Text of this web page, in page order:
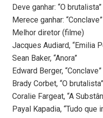
Deve ganhar: “O brutalista”
Merece ganhar: “Conclave”
Melhor diretor (filme)
Jacques Audiard, “Emilia
Sean Baker, “Anora”
Edward Berger, “Conclave”
Brady Corbet, “O brutalista”
Coralie Fargeat, “A
Payal Kapadia, “Tudo que